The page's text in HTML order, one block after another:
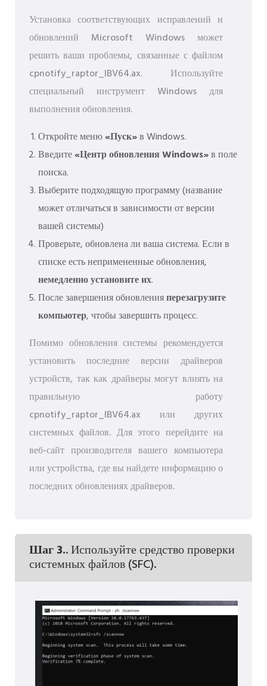
Установка соответствующих исправлений и
обновлений Microsoft Windows может
решить ваши проблемы, связанные с файлом
cpnotify_raptor_IBV64.ax. Используйте
специальный инструмент Windows для
выполнения обновления.
Откройте меню«Пуск»в Windows.
Введите«Центр обновления Windows»в поле
поиска.
Выберите подходящую программу (название
может отличаться в зависимости от версии
вашей системы)
Проверьте, обновлена ​​ли ваша система. Если в
списке есть непримененные обновления,
немедленно установите их.
После завершения обновленияперезагрузите
компьютер, чтобы завершить процесс.
Помимо обновления системы рекомендуется
установить последние версии драйверов
устройств, так как драйверы могут влиять на
правильную работу
cpnotify_raptor_IBV64.ax или других
системных файлов. Для этого перейдите на
веб-сайт производителя вашего компьютера
или устройства, где вы найдете информацию о
последних обновлениях драйверов.
Шаг 3.. Используйте средство проверки
системных файлов (SFC).